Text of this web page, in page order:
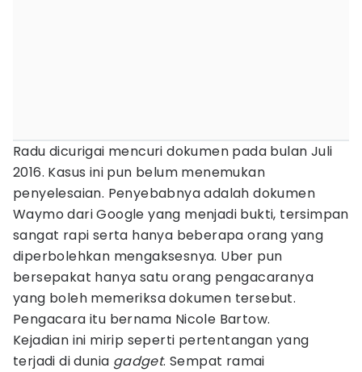
Radu dicurigai mencuri dokumen pada bulan Juli
2016. Kasus ini pun belum menemukan
penyelesaian. Penyebabnya adalah dokumen
Waymo dari Google yang menjadi bukti, tersimpan
sangat rapi serta hanya beberapa orang yang
diperbolehkan mengaksesnya. Uber pun
bersepakat hanya satu orang pengacaranya
yang boleh memeriksa dokumen tersebut.
Pengacara itu bernama Nicole Bartow.
Kejadian ini mirip seperti pertentangan yang
terjadi di dunia gadget. Sempat ramai